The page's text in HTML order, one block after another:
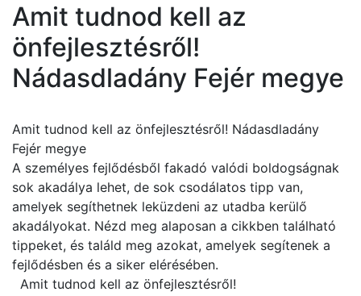
Amit tudnod kell az
önfejlesztésről!
Nádasdladány Fejér megye
Amit tudnod kell az önfejlesztésről! Nádasdladány
Fejér megye
A személyes fejlődésből fakadó valódi boldogságnak
sok akadálya lehet, de sok csodálatos tipp van,
amelyek segíthetnek leküzdeni az utadba kerülő
akadályokat. Nézd meg alaposan a cikkben található
tippeket, és találd meg azokat, amelyek segítenek a
fejlődésben és a siker elérésében.
Amit tudnod kell az önfejlesztésről!